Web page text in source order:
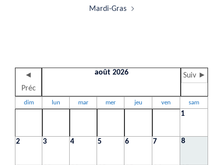
Mardi-Gras
◄
Préc
août 2026 Suiv ►
dim lun mar mer jeu ven sam
1
2 3 4 5 6 7 8